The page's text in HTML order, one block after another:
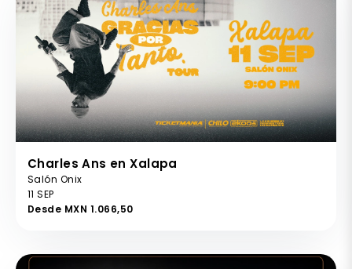
Charles Ans en Xalapa
Salón Onix
11 SEP
Desde MXN 1.066,50